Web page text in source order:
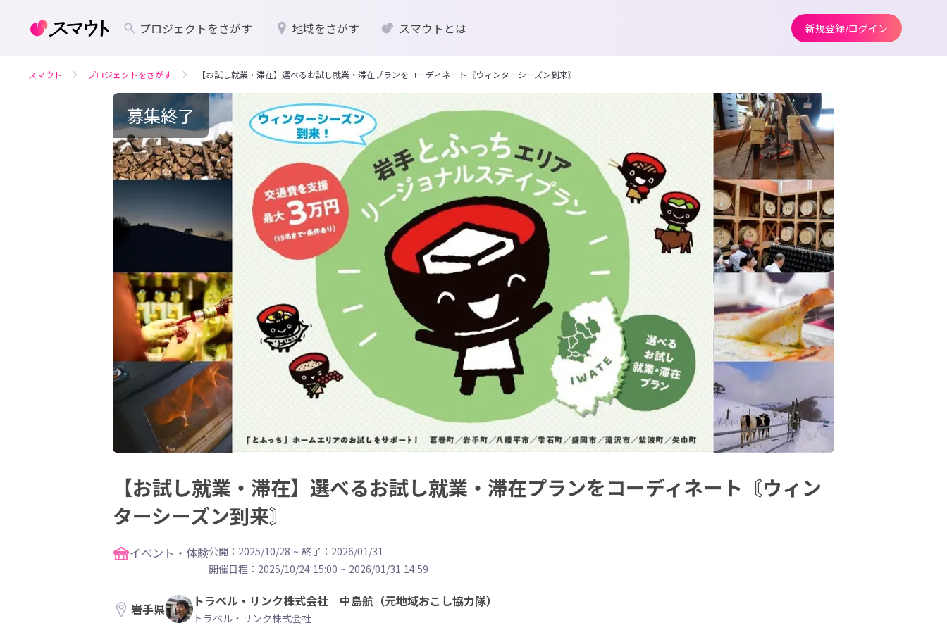
プロジェクトをさがす 地域をさがす スマウトとは 新規登録/ログイン
スマウト プロジェクトをさがす 【お試し就業・滞在】選べるお試し就業・滞在プランをコーディネート〘ウィンターシーズン到来〙
募集終了
【お試し就業・滞在】選べるお試し就業・滞在プランをコーディネート〘ウィン
ターシーズン到来〙
イベント・体験公開：2025/10/28 ~ 終了：2026/01/31
開催日程： 2025/10/24 15:00 ~ 2026/01/31 14:59
岩手県 トラベル・リンク株式会社 中島航（元地域おこし協力隊）
トラベル・リンク株式会社